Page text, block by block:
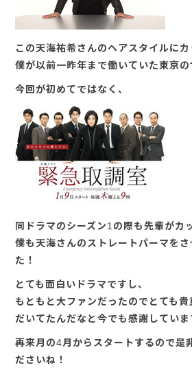
この天海祐希さんのヘアスタイルに
僕が以前一昨年まで働いていた東京の
今回が初めてではなく、
同ドラマのシーズン1の際も先輩がカ
僕も天海さんのストレートパーマを
た！
とても面白いドラマですし、
もともと大ファンだったのでとても
だいてたんだなと今でも感謝していま
再来月の4月からスタートするので是
ださいね！